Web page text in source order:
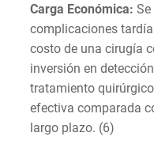
Carga Económica:
complicaciones
costo de una cirugía
inversión en
tratamiento
efectiva comparada
largo plazo. (6)